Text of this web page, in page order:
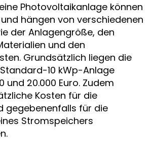
Photovoltaikanlage können
hängen von verschiedenen
der Anlagengröße, den
und den
Grundsätzlich liegen die
10 kWp-Anlage
und 20.000 Euro. Zudem
Kosten für die
gegebenenfalls für die
Stromspeichers